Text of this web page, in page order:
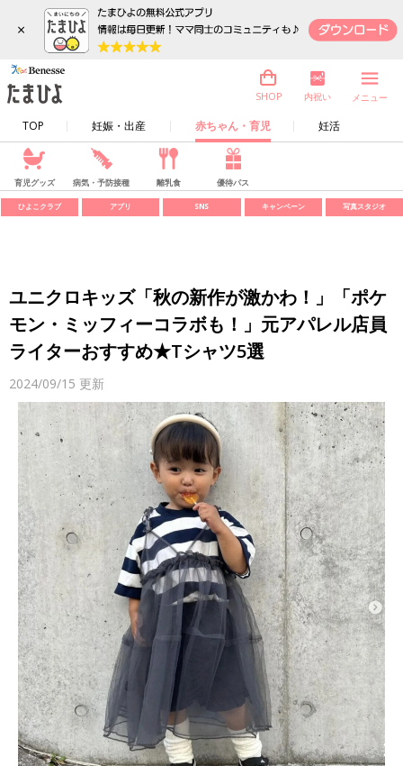
×
TOP 妊娠・出産 赤ちゃん・育児 妊活
SHOP 内祝い メニュー
育児グッズ 病気・予防接種 離乳食 優待パス
ひよこクラブ アプリ SNS キャンペーン 写真スタジオ
ユニクロキッズ「秋の新作が激かわ！」「ポケ
モン・ミッフィーコラボも！」元アパレル店員
ライターおすすめ★Tシャツ5選
2024/09/15 更新